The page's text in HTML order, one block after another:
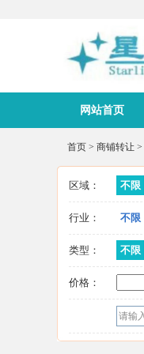
网站首页
首页> 商铺转让>
区域： 不限
行业： 不限
类型： 不限
价格：